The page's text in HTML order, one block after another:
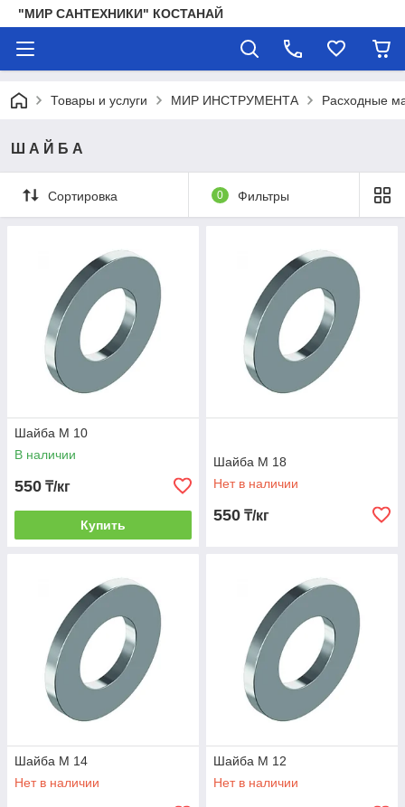
"МИР САНТЕХНИКИ" КОСТАНАЙ
Товары и услуги МИР ИНСТРУМЕНТА Расходные
Ш А Й Б А
Сортировка 0 Фильтры
Шайба М 10
В наличии
550 ₸/кг
Купить
Шайба М 18
Нет в наличии
550 ₸/кг
Шайба М 14
Нет в наличии
Шайба М 12
Нет в наличии